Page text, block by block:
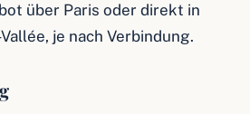
über Paris oder direkt in
je nach Verbindung.